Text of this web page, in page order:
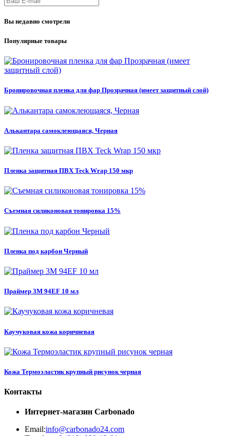
Вы недавно смотрели
Популярные товары
Бронировочная пленка для фар Прозрачная (имеет защитный слой)
Алькантара самоклеющаяся, Черная
Пленка защитная ПВХ Teck Wrap 150 мкр
Съемная силиконовая тонировка 15%
Пленка под карбон Черный
Праймер 3M 94EF 10 мл
Каучуковая кожа коричневая
Кожа Термоэластик крупный рисунок черная
Контакты
Интернет-магазин Carbonado
Email:info@carbonado24.com